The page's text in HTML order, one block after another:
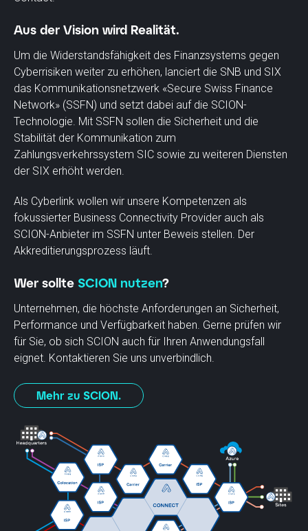
Aus der Vision wird Realität.
Um die Widerstandsfähigkeit des Finanzsystems gegen
Cyberrisiken weiter zu erhöhen, lanciert die SNB und SIX
das Kommunikationsnetzwerk «Secure Swiss Finance
Network» (SSFN) und setzt dabei auf die SCION-
Technologie. Mit SSFN sollen die Sicherheit und die
Stabilität der Kommunikation zum
Zahlungsverkehrssystem SIC sowie zu weiteren Diensten
der SIX erhöht werden.
Als Cyberlink wollen wir unsere Kompetenzen als
fokussierter Business Connectivity Provider auch als
SCION-Anbieter im SSFN unter Beweis stellen. Der
Akkreditierungsprozess läuft.
Wer sollte SCION nutzen?
Unternehmen, die höchste Anforderungen an Sicherheit,
Performance und Verfügbarkeit haben. Gerne prüfen wir
für Sie, ob sich SCION auch für Ihren Anwendungsfall
eignet. Kontaktieren Sie uns unverbindlich.
Mehr zu SCION.